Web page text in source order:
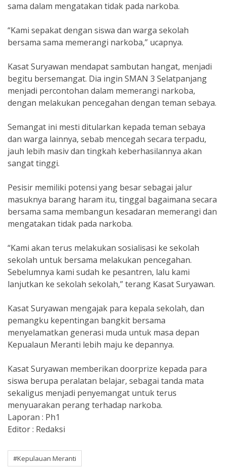
sama dalam mengatakan tidak pada narkoba.
“Kami sepakat dengan siswa dan warga sekolah
bersama sama memerangi narkoba,” ucapnya.
Kasat Suryawan mendapat sambutan hangat, menjadi
begitu bersemangat. Dia ingin SMAN 3 Selatpanjang
menjadi percontohan dalam memerangi narkoba,
dengan melakukan pencegahan dengan teman sebaya.
Semangat ini mesti ditularkan kepada teman sebaya
dan warga lainnya, sebab mencegah secara terpadu,
jauh lebih masiv dan tingkah keberhasilannya akan
sangat tinggi.
Pesisir memiliki potensi yang besar sebagai jalur
masuknya barang haram itu, tinggal bagaimana secara
bersama sama membangun kesadaran memerangi dan
mengatakan tidak pada narkoba.
“Kami akan terus melakukan sosialisasi ke sekolah
sekolah untuk bersama melakukan pencegahan.
Sebelumnya kami sudah ke pesantren, lalu kami
lanjutkan ke sekolah sekolah,” terang Kasat Suryawan.
Kasat Suryawan mengajak para kepala sekolah, dan
pemangku kepentingan bangkit bersama
menyelamatkan generasi muda untuk masa depan
Kepualaun Meranti lebih maju ke depannya.
Kasat Suryawan memberikan doorprize kepada para
siswa berupa peralatan belajar, sebagai tanda mata
sekaligus menjadi penyemangat untuk terus
menyuarakan perang terhadap narkoba.
Laporan : Ph1
Editor : Redaksi
#Kepulauan Meranti